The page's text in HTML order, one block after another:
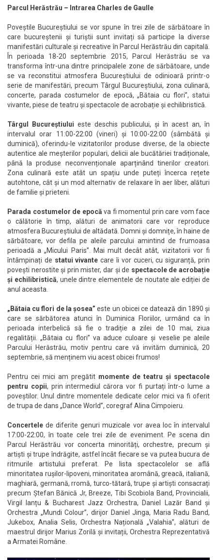
Parcul Herăstrău – Intrarea Charles de Gaulle
Poveștile Bucureștiului se vor spune în trei zile de sărbătoare în
care bucureștenii și turiștii sunt invitați să participe la diverse
manifestări culturale și recreative în Parcul Herăstrău din capitală.
În perioada 18-20 septembrie 2015, Parcul Herăstrău se va
transforma într-una dintre principalele zone de sărbătoare, unde
se va reconstitui atmosfera Bucureștiului de odinioară printr-o
serie de manifestări, precum Târgul Bucureștiului, zona culinară,
concerte, parada costumelor de epocă, „Bătaia cu flori”, statui
vivante, piese de teatru și spectacole de acrobație și echilibristică.
Târgul Bucureștiului este deschis publicului, și în acest an, în
intervalul orar 11:00-22:00 (vineri) și 10:00-22:00 (sâmbătă și
duminică), oferindu-le vizitatorilor produse diverse, de la obiecte
autentice ale meșterilor populari, delicii ale bucătăriei tradiționale,
până la produse neconvenționale aparținând tinerilor creatori.
Zona culinară este atât un spațiu unde puteți încerca rețete
autohtone, cât și un mod alternativ de relaxare în aer liber, alături
de familie și prieteni.
Parada costumelor de epocă va fi momentul prin care vom face
o călătorie în timp, alături de animatorii care vor reproduce
atmosfera Bucureștiului de altădată. Domni și domnițe, în haine de
sărbătoare, vor defila pe aleile parcului amintind de frumoasa
perioadă a „Micului Paris”. Mai mult decât atât, vizitatorii vor fi
întâmpinați de statui vivante care îi vor cuceri, cu siguranță, prin
povești nerostite și prin mister, dar și de spectacole de acrobație
și echilibristică, unele dintre elementele de noutate ale ediției de
anul aceasta.
„Bătaia cu flori de la șosea” este un obicei ce datează din 1890 și
care se sărbătorea atunci în Duminica Floriilor, urmând ca în
perioada interbelică să fie o tradiție a zilei de 10 mai, ziua
regalității. „Bătaia cu flori” va aduce culoare și veselie pe aleile
Parcului Herăstrău, motiv pentru care vă invităm duminică, 20
septembrie, să menținem viu acest obicei frumos!
Pentru cei mici am pregătit momente de teatru și spectacole
pentru copii, prin intermediul cărora vor fi purtați într-o lume a
poveștilor. Unul dintre momentele dedicate celor mici va fi oferit
de trupa de dans „Dance World”, coregraf Alina Cimpoieru.
Concertele de diferite genuri muzicale vor avea loc în intervalul
17:00-22:00, în toate cele trei zile de eveniment. Pe scena din
Parcul Herăstrău vor concerta minorități, orchestre, precum și
artiști și trupe îndrăgite, astfel încât fiecare se va putea bucura de
ritmurile artistului preferat. Pe lista spectacolelor se află
minoritatea rușilor-lipoveni, minoritatea aromână, greacă, italiană,
maghiară, germană, rromă, turco-tătară, trupe și artiști consacrați
precum Ștefan Bănică Jr, Breeze, Tibi Scobiola Band, Provincialii,
Virgil Ianțu & Bucharest Jazz Orchestra, Daniel Lazăr Band și
Orchestra „Mundi Colour”, dirijor Daniel Jinga, Maria Radu Band,
Jukebox, Analia Selis, Orchestra Națională „Valahia”, alături de
maestrul dirijor Marius Zorilă și invitații, Orchestra Reprezentativă
a Armatei Române.